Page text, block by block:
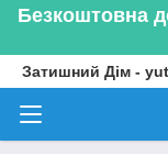
Безкоштовна
Затишний Дім -